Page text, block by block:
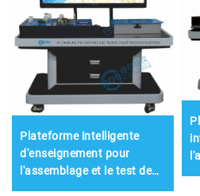
Plateforme intelligente
d'enseignement pour
l'assemblage et le test de
bornes de recharge CA